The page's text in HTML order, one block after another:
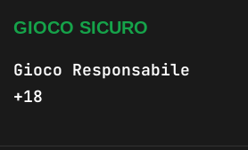
GIOCO SICURO
+18
Gioco Responsabile